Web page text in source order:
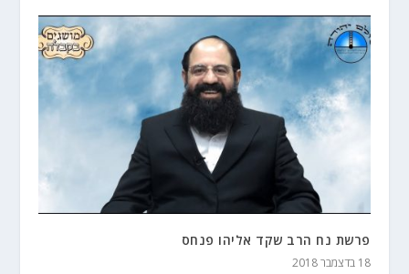
פרשת נח הרב שקד אליהו פנחס
18 בדצמבר 2018